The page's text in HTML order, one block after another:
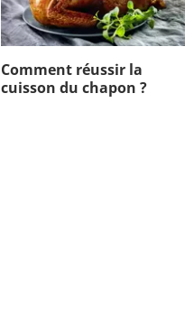
Comment réussir la
cuisson du chapon ?